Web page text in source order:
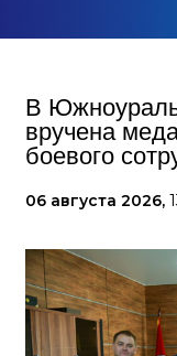
В
вручена
боевого
06 августа 2026,